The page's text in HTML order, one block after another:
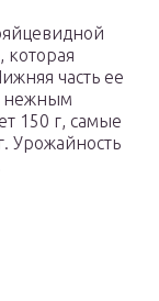
часть ее
нежным
150 г, самые
Урожайность